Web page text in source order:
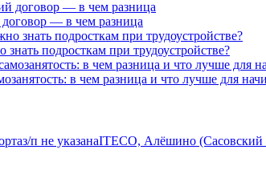
— в чем разница
подросткам при трудоустройстве?
в чем разница и что лучше для
з/п не указанаITECO, Алёшино (Сасовский